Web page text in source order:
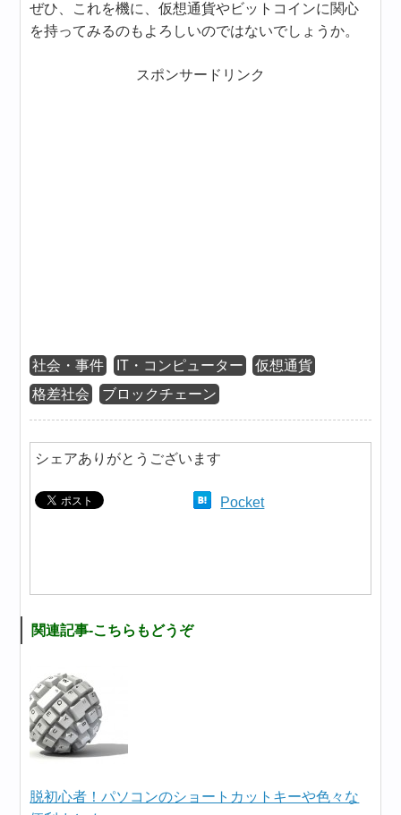
ぜひ、これを機に、仮想通貨やビットコインに関心
を持ってみるのもよろしいのではないでしょうか。
スポンサードリンク
社会・事件 IT・コンピューター
仮想通貨
格差社会
ブロックチェーン
シェアありがとうございます
Pocket
関連記事-こちらもどうぞ
脱初心者！パソコンのショートカットキーや色々な